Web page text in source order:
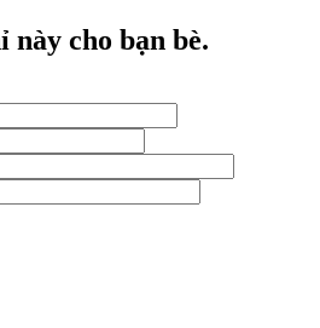
cho bạn bè.